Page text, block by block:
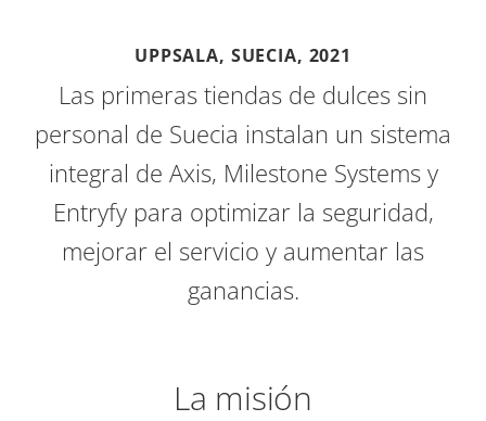
UPPSALA, SUECIA, 2021
Las primeras tiendas de dulces sin
personal de Suecia instalan un sistema
integral de Axis, Milestone Systems y
Entryfy para optimizar la seguridad,
mejorar el servicio y aumentar las
ganancias.
La misión